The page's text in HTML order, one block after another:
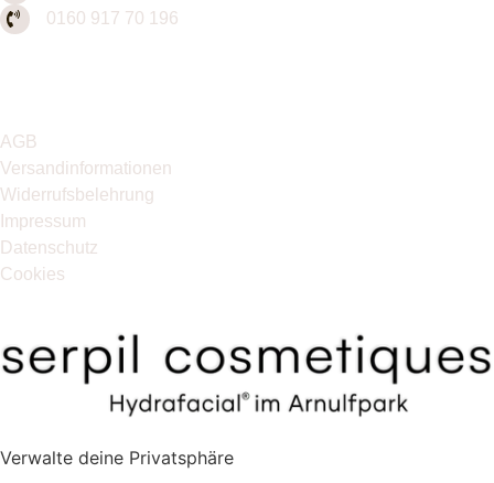
0160 917 70 196
AGB
Versandinformationen
Widerrufsbelehrung
Impressum
Datenschutz
Cookies
Verwalte deine Privatsphäre